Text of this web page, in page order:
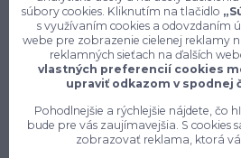
Môžete sa kedykoľvek odhlásiť.
Súhlasím sospracovaním osobných údajov za
súbory cookies. Kliknutím na tlačidlo
s využívaním cookies a odovzdaním
webe pre zobrazenie cielenej reklamy
reklamných sieťach na ďalších
vlastných preferencií cookies
upraviť odkazom v spodnej
Pohodlnejšie a rýchlejšie nájdete, čo
bude pre vás zaujímavejšia. S cookies
zobrazovať reklama, ktorá